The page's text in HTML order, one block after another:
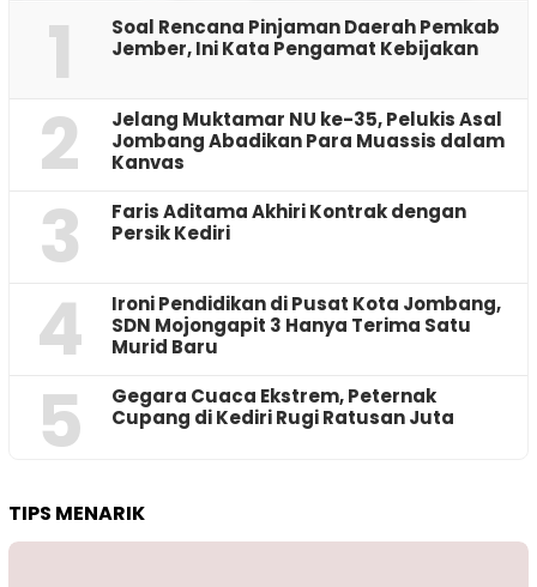
1
‎Soal Rencana Pinjaman Daerah Pemkab
Jember, Ini Kata Pengamat Kebijakan ‎
2
Jelang Muktamar NU ke-35, Pelukis Asal
Jombang Abadikan Para Muassis dalam
Kanvas
3
Faris Aditama Akhiri Kontrak dengan
Persik Kediri
4
Ironi Pendidikan di Pusat Kota Jombang,
SDN Mojongapit 3 Hanya Terima Satu
Murid Baru
5
‎Gegara Cuaca Ekstrem, Peternak
Cupang di Kediri Rugi Ratusan Juta
TIPS MENARIK